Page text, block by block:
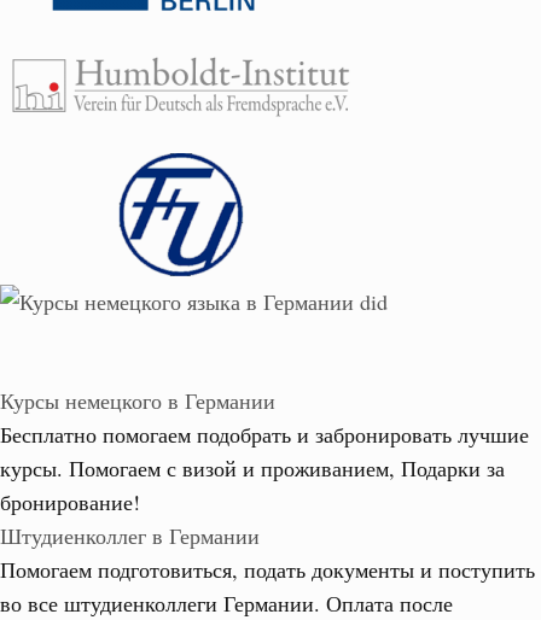
Курсы немецкого в Германии
Бесплатно помогаем подобрать и забронировать лучшие
курсы. Помогаем с визой и проживанием, Подарки за
бронирование!
Штудиенколлег в Германии
Помогаем подготовиться, подать документы и поступить
во все штудиенколлеги Германии. Оплата после